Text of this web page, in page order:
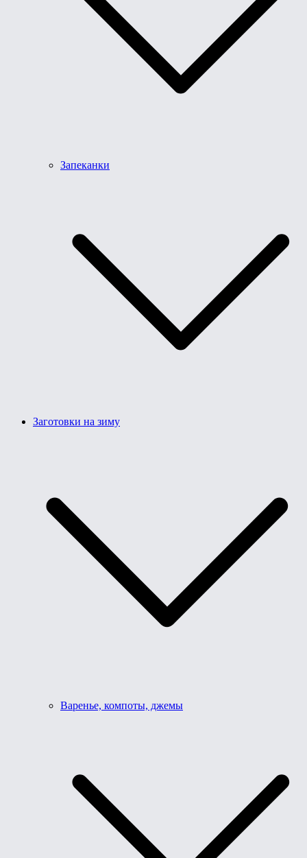
Запеканки
Заготовки на зиму
Варенье, компоты, джемы